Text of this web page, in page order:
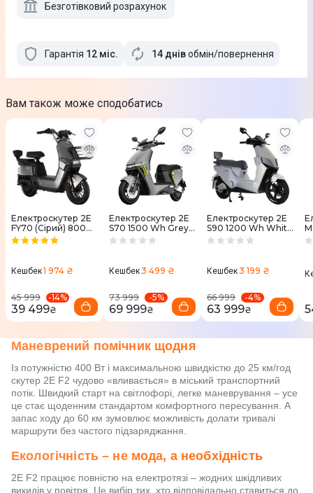
Безготівковий розрахунок
Гарантія 12 міс. 14 днівобмін/повернення
Вам також може сподобатись
Електроскутер 2E
FY70 (Сірий) 800
Wh
Кешбек1 974 ₴
45 999 -14%
39 499₴
Електроскутер 2E
S70 1500 Wh Grey
(2EESS70PLUS)
Кешбек3 499 ₴
73 999 -5%
69 999₴
Електроскутер 2E
S90 1200 Wh White
(2EESS90)
Кешбек3 199 ₴
66 999 -4%
63 999₴
Маневрений помічник щодня
Із потужністю 400 Вт і максимальною швидкістю до 25 км/год
скутер 2E F2 чудово «вливається» в міський транспортний
потік. Швидкий старт на світлофорі, легке маневрування – усе
це стає щоденним стандартом комфортного пересування. А
запас ходу до 60 км зумовлює можливість долати тривалі
маршрути без частого підзаряджання.
Екологічність – не мода, а необхідність
2E F2 працює повністю на електротязі – жодних шкідливих
викидів у повітря. Це вибір тих, хто відповідально ставиться до